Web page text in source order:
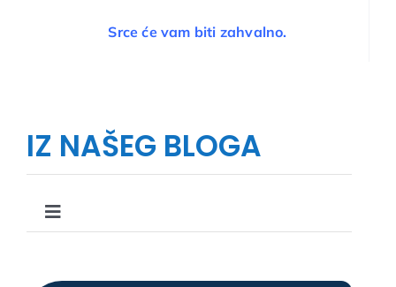
Srce će vam biti zahvalno.
IZ NAŠEG BLOGA
Toggle